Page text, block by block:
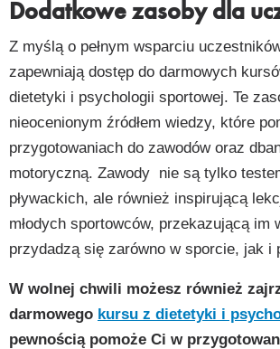
Dodatkowe zasoby dla
Z myślą o pełnym wsparciu
zapewniają dostęp do darmowych
dietetyki i psychologii sportowej. Te
nieocenionym źródłem wiedzy, które
przygotowaniach do zawodów oraz
motoryczną. Zawody nie są tylko
pływackich, ale również inspirującą
młodych sportowców, przekazującą im
przydadzą się zarówno w sporcie, jak i
W wolnej chwili możesz również
darmowego kursu z dietetyki i
pewnością pomoże Ci w